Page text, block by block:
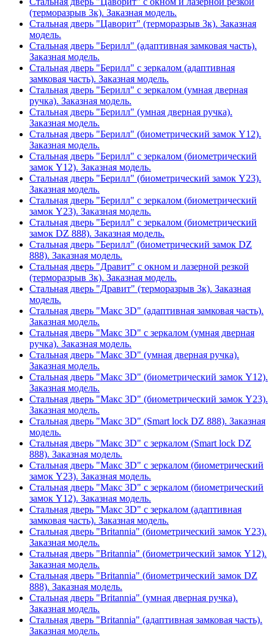
(терморазрыв 3к). Заказная модель.
Стальная дверь "Цаворит" (терморазрыв 3к). Заказная
модель.
Стальная дверь "Берилл" (адаптивная замковая часть).
Заказная модель.
Стальная дверь "Берилл" с зеркалом (адаптивная
замковая часть). Заказная модель.
Стальная дверь "Берилл" с зеркалом (умная дверная
ручка). Заказная модель.
Стальная дверь "Берилл" (умная дверная ручка).
Заказная модель.
Стальная дверь "Берилл" (биометрический замок Y12).
Заказная модель.
Стальная дверь "Берилл" с зеркалом (биометрический
замок Y12). Заказная модель.
Стальная дверь "Берилл" (биометрический замок Y23).
Заказная модель.
Стальная дверь "Берилл" с зеркалом (биометрический
замок Y23). Заказная модель.
Стальная дверь "Берилл" с зеркалом (биометрический
замок DZ 888). Заказная модель.
Стальная дверь "Берилл" (биометрический замок DZ
888). Заказная модель.
Стальная дверь "Дравит" с окном и лазерной резкой
(терморазрыв 3к). Заказная модель.
Стальная дверь "Дравит" (терморазрыв 3к). Заказная
модель.
Стальная дверь "Макс 3D" (адаптивная замковая часть).
Заказная модель.
Стальная дверь "Макс 3D" с зеркалом (умная дверная
ручка). Заказная модель.
Стальная дверь "Макс 3D" (умная дверная ручка).
Заказная модель.
Стальная дверь "Макс 3D" (биометрический замок Y12).
Заказная модель.
Стальная дверь "Макс 3D" (биометрический замок Y23).
Заказная модель.
Стальная дверь "Макс 3D" (Smart lock DZ 888). Заказная
модель.
Стальная дверь "Макс 3D" с зеркалом (Smart lock DZ
888). Заказная модель.
Стальная дверь "Макс 3D" с зеркалом (биометрический
замок Y23). Заказная модель.
Стальная дверь "Макс 3D" с зеркалом (биометрический
замок Y12). Заказная модель.
Стальная дверь "Макс 3D" с зеркалом (адаптивная
замковая часть). Заказная модель.
Стальная дверь "Britannia" (биометрический замок Y23).
Заказная модель.
Стальная дверь "Britannia" (биометрический замок Y12).
Заказная модель.
Стальная дверь "Britannia" (биометрический замок DZ
888). Заказная модель.
Стальная дверь "Britannia" (умная дверная ручка).
Заказная модель.
Стальная дверь "Britannia" (адаптивная замковая часть).
Заказная модель.